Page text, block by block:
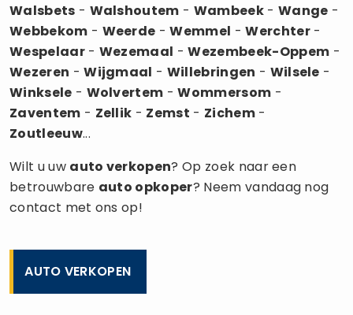
Walsbets - Walshoutem - Wambeek- Wange -
Webbekom - Weerde -Wemmel -Werchter-
Wespelaar- Wezemaal -Wezembeek-Oppem -
Wezeren -Wijgmaal - Willebringen - Wilsele -
Winksele - Wolvertem -Wommersom -
Zaventem - Zellik - Zemst - Zichem-
Zoutleeuw...
Wilt u uw auto verkopen? Op zoek naar een
betrouwbare auto opkoper? Neem vandaag nog
contact met ons op!
AUTO VERKOPEN